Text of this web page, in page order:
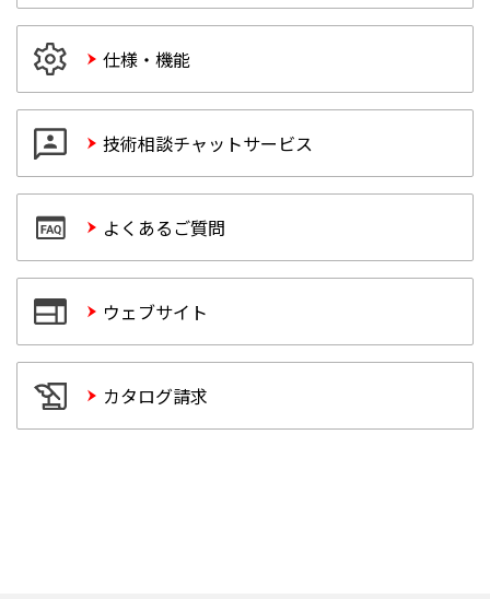
仕様・機能
技術相談チャットサービス
よくあるご質問
ウェブサイト
カタログ請求